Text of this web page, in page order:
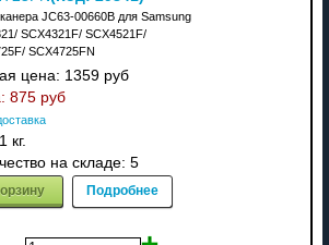
JC63-00660B для Samsung
SCX4321F/ SCX4521F/
SCX4725FN
цена: 1359 руб
875 руб
1 кг.
на складе: 5
Подробнее